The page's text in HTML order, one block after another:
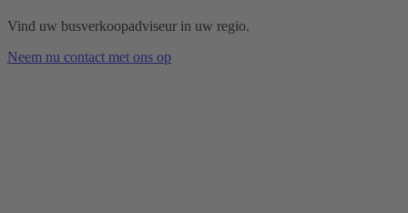
Vind uw busverkoopadviseur in uw regio.
Neem nu contact met ons op